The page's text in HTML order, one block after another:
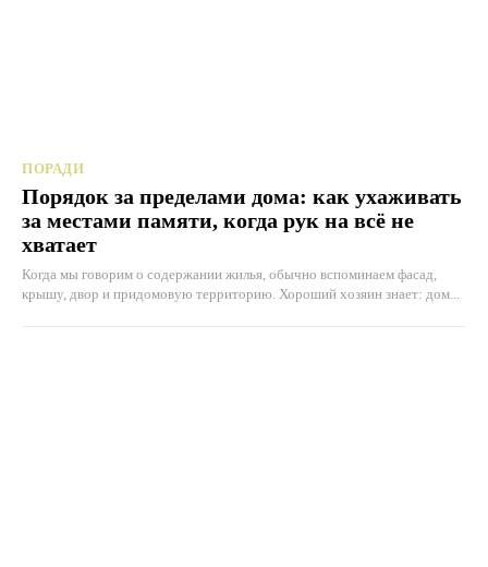
ПОРАДИ
Порядок за пределами дома: как ухаживать
за местами памяти, когда рук на всё не
хватает
Когда мы говорим о содержании жилья, обычно вспоминаем фасад,
крышу, двор и придомовую территорию. Хороший хозяин знает: дом...